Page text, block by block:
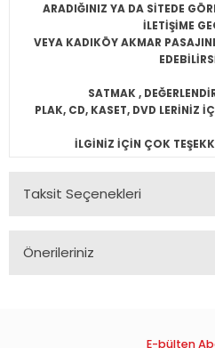
ARADIĞINIZ YA DA SİTEDE
İLETİŞİME
VEYA KADIKÖY AKMAR
SATMAK ,
PLAK, CD, KASET, DVD LERİNİZ
İLGİNİZ İÇİN ÇOK
Taksit Seçenekleri
Önerileriniz
Görüş ve önerileriniz için teşekkür
E-bülten